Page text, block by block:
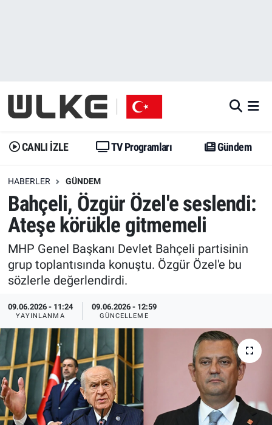
CANLI İZLE TV Programları Gündem
HABERLER GÜNDEM
Bahçeli, Özgür Özel'e seslendi:
Ateşe körükle gitmemeli
MHP Genel Başkanı Devlet Bahçeli partisinin
grup toplantısında konuştu. Özgür Özel'e bu
sözlerle değerlendirdi.
09.06.2026 - 11:24
YAYINLANMA
09.06.2026 - 12:59
GÜNCELLEME
Gündem
Dünya
Erişim Bilgileri
Ekonomi
Trend
Yazarlar
Gündem
Trend
Erişim Bilgileri
Spor
Ekonomi
Medya
Özel Haberler
Kadın
Erişim Bilgileri
İstanbul Namaz Vakitleri
Trafik Durumu
Erişim Bilgileri
Tüm Manşetler
Son Dakika Haberleri